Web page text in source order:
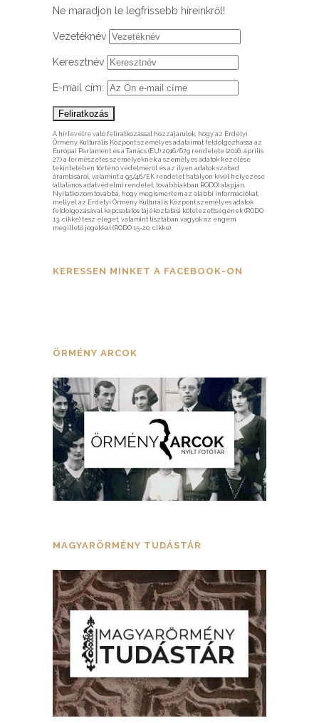
Ne maradjon le legfrissebb híreinkről!
Vezetéknév
Keresztnév
E-mail cím:
A hírlevélre való feliratkozással hozzájárulok, hogy az Erdélyi
Örmény Kulturális Központ személyes adataimat feldolgozhassa az
Európai Parlament és a Tanács (EU) 2016/679 rendelete (2016. április
27.) a természetes személyeknek a személyes adatok kezelése
tekintetében történő védelméről és az ilyen adatok szabad
áramlásáról, valamint a 95/46/EK rendelet hatályon kívül helyezése
(általános adatvédelmi rendelet, továbbiakban RODO) alapján.
Nyilatkozom továbbá, hogy megismertem az alábbi információkat,
mellyel az Erdélyi Örmény Kulturális Központ személyes adatok
feldolgozásával kapcsolatos tájékoztatási kötelezettségének (RODO
13. cikke) tesz eleget, valamint tisztában vagyok az engem
megillető jogokkal (RODO 15-20. cikke).
KERESSEN MINKET A FACEBOOK-ON
ÖRMÉNY ARCOK
MAGYARÖRMÉNY TUDÁSTÁR